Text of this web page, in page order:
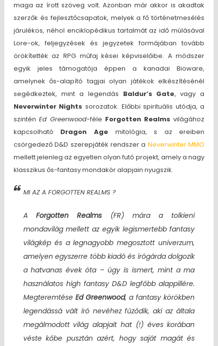
maga az írott szöveg volt. Azonban már akkor is akadtak
szerzők és fejlesztőcsapatok, melyek a fő történetmesélés
járulékos, néhol enciklopédikus tartalmát az idő múlásával
Lore-ok, feljegyzések és jegyzetek formájában tovább
örökítették az RPG műfaj kései képviselőibe. A módszer
egyik jeles támogatója éppen a kanadai Bioware,
amelynek ős-alapító tagjai olyan játékok elkészítésénél
segédkeztek, mint a legendás Baldur’s Gate, vagy a
Neverwinter Nights sorozatok. Előbbi spirituális utódja, a
szintén Ed Greenwood-féle Forgotten Realms világához
kapcsolható Dragon Agemitológia, s az ereiben
csörgedező D&D szerepjáték rendszer a Neverwinter MMO
mellett jelenleg az egyetlen olyan futó projekt, amely a nagy
klasszikus ős-fantasy mondakör alapjain nyugszik.
MI AZ A FORGOTTEN REALMS ?
A Forgotten Realms (FR) mára a tolkieni
mondavilág mellett az egyik legismertebb fantasy
világkép és a legnagyobb megosztott univerzum,
amelyen egyszerre több kiadó és írógárda dolgozik
a hatvanas évek óta – úgy is ismert, mint a ma
használatos high fantasy D&D legfőbb alappillére.
Megteremtése Ed Greenwood, a fantasy körökben
legendássá vált író nevéhez fűződik, aki az általa
megálmodott világ alapjait hat (!) éves korában
véste kőbe pusztán azért, hogy saját magát és